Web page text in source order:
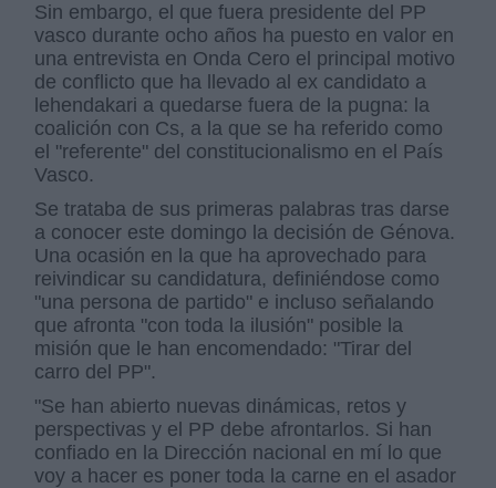
Sin embargo, el que fuera presidente del PP
vasco durante ocho años ha puesto en valor en
una entrevista en Onda Cero el principal motivo
de conflicto que ha llevado al ex candidato a
lehendakari a quedarse fuera de la pugna: la
coalición con Cs, a la que se ha referido como
el "referente" del constitucionalismo en el País
Vasco.
Se trataba de sus primeras palabras tras darse
a conocer este domingo la decisión de Génova.
Una ocasión en la que ha aprovechado para
reivindicar su candidatura, definiéndose como
"una persona de partido" e incluso señalando
que afronta "con toda la ilusión" posible la
misión que le han encomendado: "Tirar del
carro del PP".
"Se han abierto nuevas dinámicas, retos y
perspectivas y el PP debe afrontarlos. Si han
confiado en la Dirección nacional en mí lo que
voy a hacer es poner toda la carne en el asador